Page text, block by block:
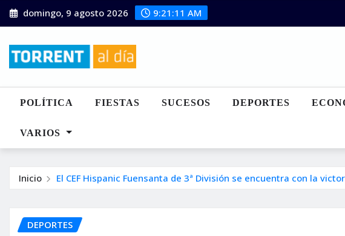
Saltar
al
domingo, 9 agosto 2026 9:21:12 AM
POLÍTICA FIESTAS SUCESOS DEPORTES
VARIOS
Inicio El CEF Hispanic Fuensanta de 3ª División se encuentra con la
DEPORTES